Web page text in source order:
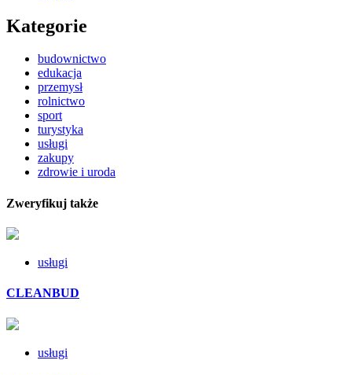
Kategorie
budownictwo
edukacja
przemysł
rolnictwo
sport
turystyka
usługi
zakupy
zdrowie i uroda
Zweryfikuj także
usługi
CLEANBUD
usługi